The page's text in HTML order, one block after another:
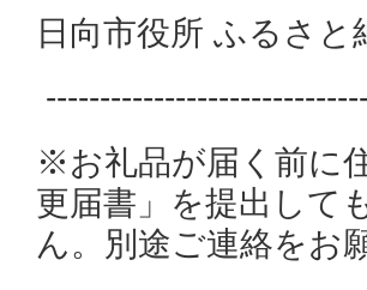
日向市役所 ふるさと
※お礼品が届く前に
更届書」を提出して
ん。別途ご連絡をお